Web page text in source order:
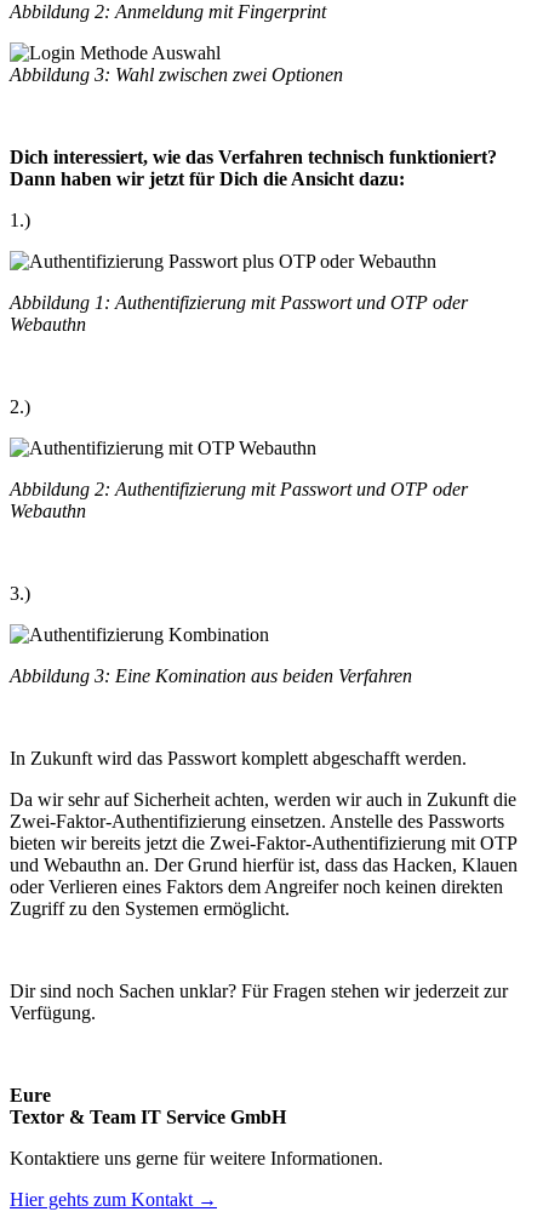
Abbildung 2: Anmeldung mit Fingerprint
Abbildung 3: Wahl zwischen zwei Optionen
Dich interessiert, wie das Verfahren technisch funktioniert?
Dann haben wir jetzt für Dich die Ansicht dazu:
1.)
Abbildung 1: Authentifizierung mit Passwort und OTP oder
Webauthn
2.)
Abbildung 2: Authentifizierung mit Passwort und OTP oder
Webauthn
3.)
Abbildung 3: Eine Komination aus beiden Verfahren
In Zukunft wird das Passwort komplett abgeschafft werden.
Da wir sehr auf Sicherheit achten, werden wir auch in Zukunft die
Zwei-Faktor-Authentifizierung einsetzen. Anstelle des Passworts
bieten wir bereits jetzt die Zwei-Faktor-Authentifizierung mit OTP
und Webauthn an. Der Grund hierfür ist, dass das Hacken, Klauen
oder Verlieren eines Faktors dem Angreifer noch keinen direkten
Zugriff zu den Systemen ermöglicht.
Dir sind noch Sachen unklar? Für Fragen stehen wir jederzeit zur
Verfügung.
Eure
Textor & Team IT Service GmbH
Kontaktiere uns gerne für weitere Informationen.
Hier gehts zum Kontakt →